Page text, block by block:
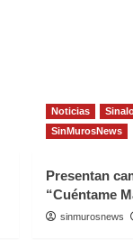
Noticias
SinMurosNews
Presentan
“Cuéntame
sinmurosnews